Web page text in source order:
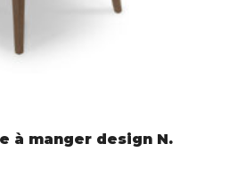
LA SUITE
à manger design N.